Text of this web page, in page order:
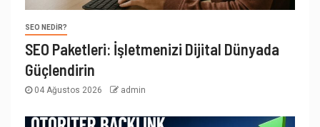
SEO NEDIR?
SEO Paketleri: İşletmenizi Dijital Dünyada
Güçlendirin
04 Ağustos 2026 admin